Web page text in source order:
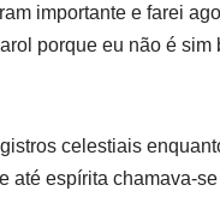
importante e farei
porque eu não é sim
celestiais
até espírita chamava-